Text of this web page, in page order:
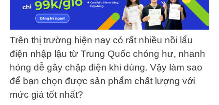
Trên thị trường hiện nay có rất nhiều nồi lẩu
điện nhập lậu từ Trung Quốc chóng hư, nhanh
hỏng dễ gây chập điện khi dùng. Vậy làm sao
để bạn chọn được sản phẩm chất lượng với
mức giá tốt nhất?